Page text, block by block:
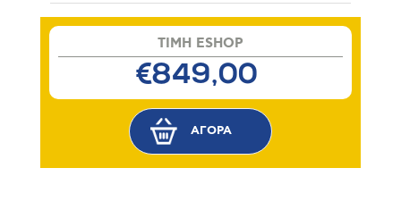
TIMH ESHOP
€849,00